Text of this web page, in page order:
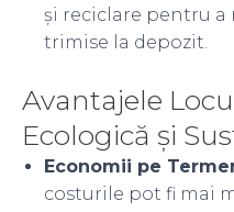
și reciclare pentru a
trimise la depozit.
Avantajele
Ecologică și
Economii pe
costurile pot fi mai